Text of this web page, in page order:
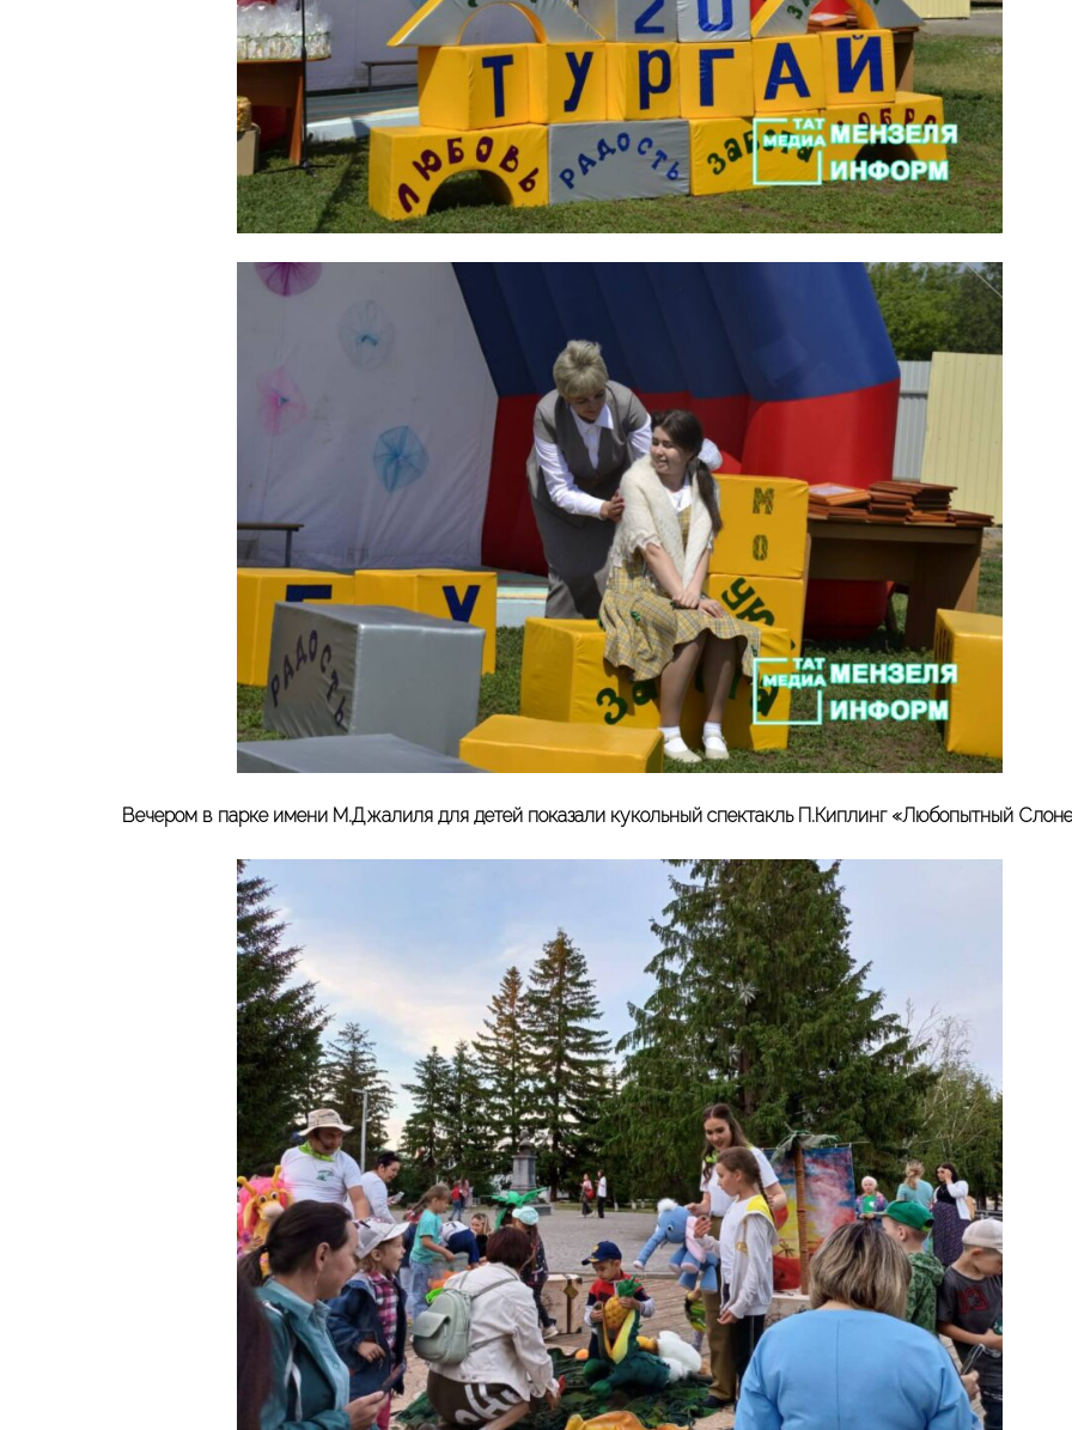
Вечером в парке имени М.Джалиля для детей показали кукольный спектакль П.Киплинг «Любопытный